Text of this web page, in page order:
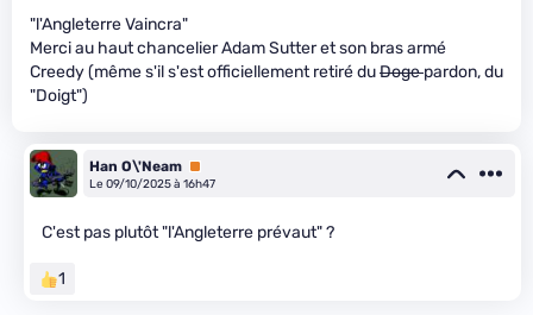
"l'Angleterre Vaincra"
Merci au haut chancelier Adam Sutter et son bras armé
Creedy (même s'il s'est officiellement retiré duDogepardon, du
"Doigt")
Han O\'Neam Premium
Le 09/10/2025 à 16h47
C'est pas plutôt "l'Angleterre prévaut" ?
1